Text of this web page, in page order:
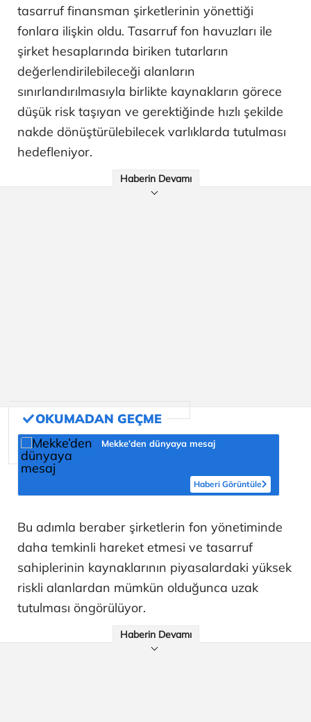
tasarruf finansman şirketlerinin yönettiği
fonlara ilişkin oldu. Tasarruf fon havuzları ile
şirket hesaplarında biriken tutarların
değerlendirilebileceği alanların
sınırlandırılmasıyla birlikte kaynakların görece
düşük risk taşıyan ve gerektiğinde hızlı şekilde
nakde dönüştürülebilecek varlıklarda tutulması
hedefleniyor.
Haberin Devamı
Mekke’den dünyaya mesaj
Haberi Görüntüle
Bu adımla beraber şirketlerin fon yönetiminde
daha temkinli hareket etmesi ve tasarruf
sahiplerinin kaynaklarının piyasalardaki yüksek
riskli alanlardan mümkün olduğunca uzak
tutulması öngörülüyor.
Haberin Devamı